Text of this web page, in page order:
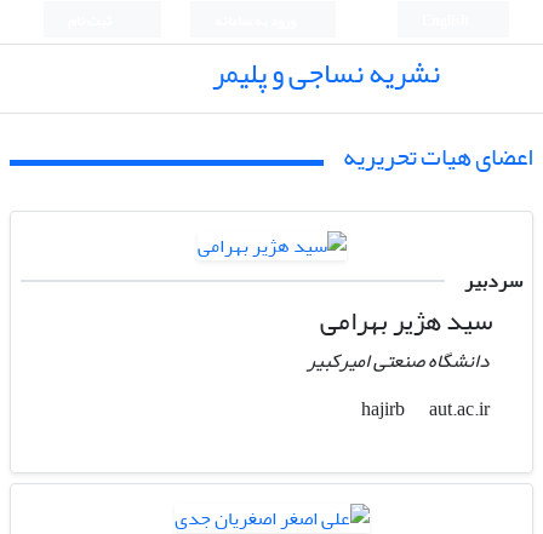
نشریه نساجی و پلیمر
اعضای هیات تحریریه
سردبیر
سید هژیر بهرامی
دانشگاه صنعتی امیرکبیر
hajirb
aut.ac.ir